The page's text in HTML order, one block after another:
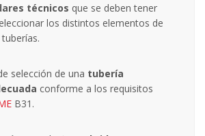
técnicos que se deben tener
los distintos elementos de
selección de una tubería
conforme a los requisitos
B31.